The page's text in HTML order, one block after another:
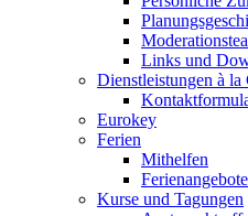
Links und
Dienstleistungen à
Eurokey
Ferien
Mithelfen
Kurse und Tagungen